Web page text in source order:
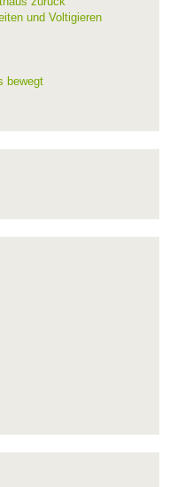
und Voltigieren
bewegt